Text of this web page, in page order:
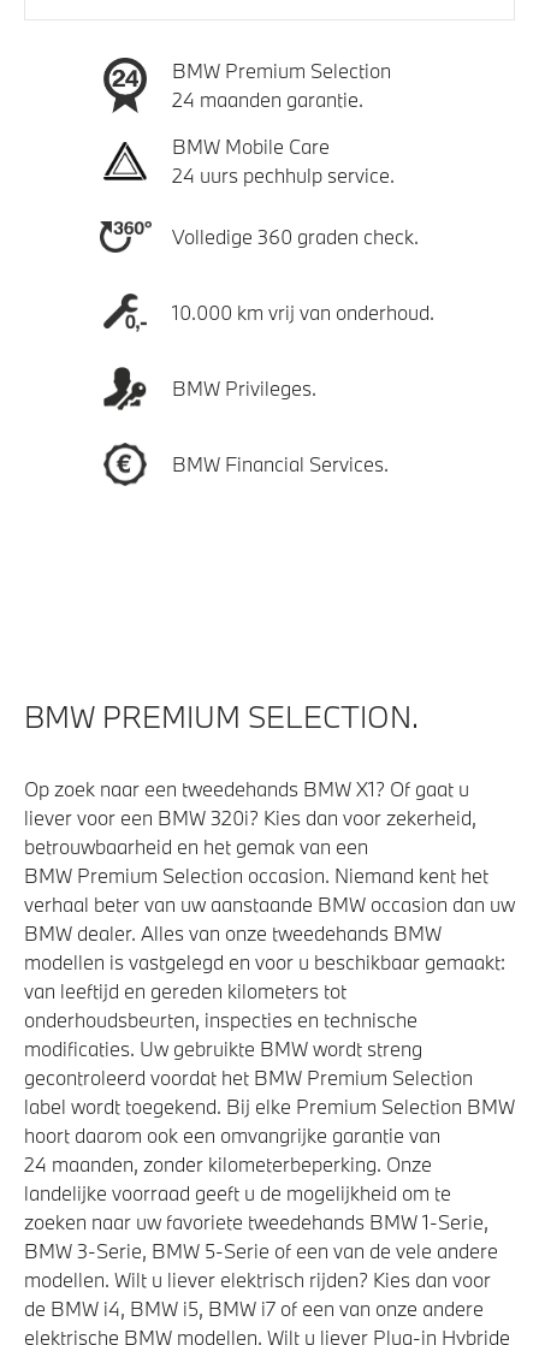
BMW Premium Selection
24 maanden garantie.
BMW Mobile Care
24 uurs pechhulp service.
Volledige 360 graden check.
10.000 km vrij van onderhoud.
BMW Privileges.
BMW Financial Services.
BMW PREMIUM SELECTION.
Op zoek naar een tweedehands BMW X1? Of gaat u
liever voor een BMW 320i? Kies dan voor zekerheid,
betrouwbaarheid en het gemak van een
BMW Premium Selection occasion. Niemand kent het
verhaal beter van uw aanstaande BMW occasion dan uw
BMW dealer. Alles van onze tweedehands BMW
modellen is vastgelegd en voor u beschikbaar gemaakt:
van leeftijd en gereden kilometers tot
onderhoudsbeurten, inspecties en technische
modificaties. Uw gebruikte BMW wordt streng
gecontroleerd voordat het BMW Premium Selection
label wordt toegekend. Bij elke Premium Selection BMW
hoort daarom ook een omvangrijke garantie van
24 maanden, zonder kilometerbeperking. Onze
landelijke voorraad geeft u de mogelijkheid om te
zoeken naar uw favoriete tweedehands BMW 1-Serie,
BMW 3-Serie, BMW 5-Serie of een van de vele andere
modellen. Wilt u liever elektrisch rijden? Kies dan voor
de BMW i4, BMW i5, BMW i7 of een van onze andere
elektrische BMW modellen. Wilt u liever Plug-in Hybride